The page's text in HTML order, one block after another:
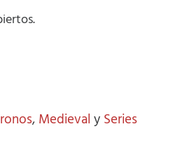
, Medieval y Series